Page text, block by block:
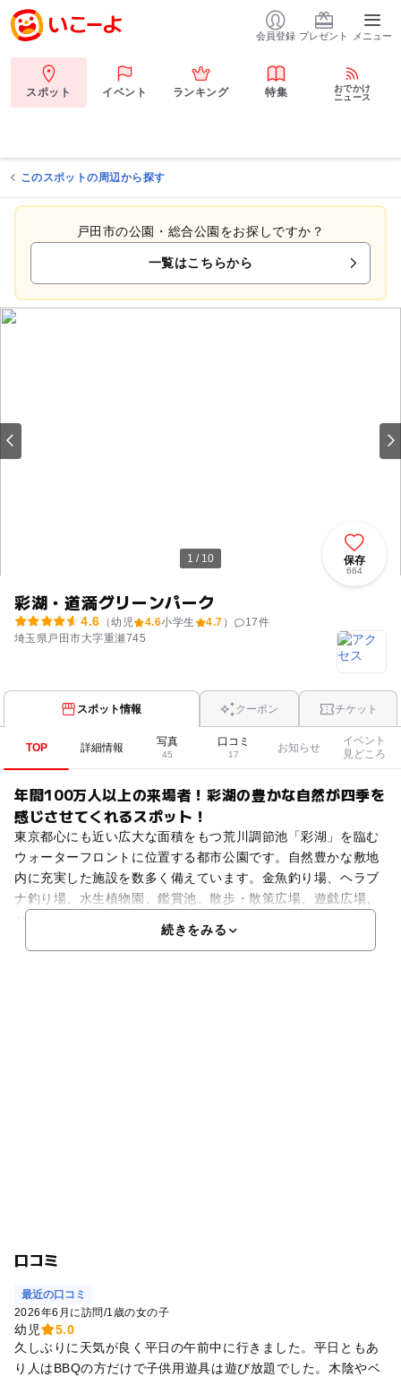
会員登録 プレゼント メニュー
スポット イベント ランキング 特集
おでかけ
ニュース
このスポットの周辺から探す
戸田市の公園・総合公園をお探しですか？
一覧はこちらから
1 / 10
彩湖・道満グリーンパーク
4.6 （幼児 4.6小学生 4.7 ） 17件
埼玉県戸田市大字重瀬745
保存
664
スポット情報 クーポン チケット
TOP 詳細情報 写真
45
口コミ
17
お知らせ
イベント
見どころ
年間100万人以上の来場者！彩湖の豊かな自然が四季を
感じさせてくれるスポット！
東京都心にも近い広大な面積をもつ荒川調節池「彩湖」を臨む
ウォーターフロントに位置する都市公園です。自然豊かな敷地
内に充実した施設を数多く備えています。金魚釣り場、ヘラブ
ナ釣り場、水生植物園、鑑賞池、散歩・散策広場、遊戯広場、
続きをみる
口コミ
最近の口コミ
2026年6月に訪問/1歳の女の子
幼児
5.0
久しぶりに天気が良く平日の午前中に行きました。平日ともあ
り人はBBQの方だけで子供用遊具は遊び放題でした。木陰やベ